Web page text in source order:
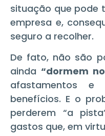
situação que pode
empresa e,
seguro a recolher.
De fato, não são
ainda “dormem
afastamentos e
benefícios. E o
perderem “a
gastos que, em